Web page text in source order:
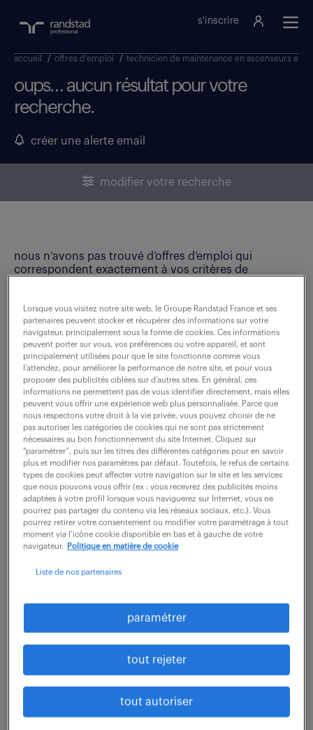
s'inscrire
accueil / offres d'emploi / technicien de maintenance en ascenseurs et
oups… aucun résultat pour votre
recherche.
créer une alerte email
modifier votre recherche
nous n’avons pas trouvé d’offres d’emploi qui
correspondent exactement à vos critères de
ne ratez aucune
opportunité.
recevez chaque semaine par mail les offres qui
correspondent à votre dernière recherche.
créer une alerte
votre CV !
Boostez votre visibilité auprès de nos recruteurs
en postulant par candidature spontanée.
Lorsque vous visitez notre site web, le Groupe Randstad France et ses
partenaires peuvent stocker et récupérer des informations sur votre
navigateur, principalement sous la forme de cookies. Ces informations
peuvent porter sur vous, vos préférences ou votre appareil, et sont
principalement utilisées pour que le site fonctionne comme vous
l’attendez, pour améliorer la performance de notre site, et pour vous
proposer des publicités ciblées sur d’autres sites. En général, ces
informations ne permettent pas de vous identifier directement, mais elles
peuvent vous offrir une expérience web plus personnalisée. Parce que
nous respectons votre droit à la vie privée, vous pouvez choisir de ne
pas autoriser les catégories de cookies qui ne sont pas strictement
nécessaires au bon fonctionnement du site Internet. Cliquez sur
“paramétrer”, puis sur les titres des différentes catégories pour en savoir
plus et modifier nos paramètres par défaut. Toutefois, le refus de certains
types de cookies peut affecter votre navigation sur le site et les services
que nous pouvons vous offrir (ex : vous recevrez des publicités moins
adaptées à votre profil lorsque vous naviguerez sur Internet, vous ne
pourrez pas partager du contenu via les réseaux sociaux, etc.). Vous
pourrez retirer votre consentement ou modifier votre paramétrage à tout
moment via l’icône cookie disponible en bas et à gauche de votre
navigateur.
Politique en matière de cookie
Liste de nos partenaires
paramétrer
tout rejeter
tout autoriser